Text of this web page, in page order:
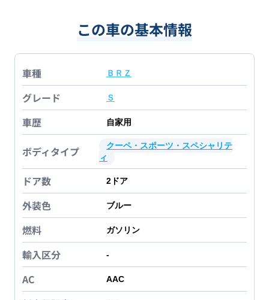
この車の基本情報
車種 ＢＲＺ
グレード Ｓ
車歴 自家用
ボディタイプ
クーペ・スポーツ・スペシャリテ
ィ
ドア数 2 ドア
外装色 ブルー
燃料 ガソリン
輸入区分 -
AC AAC